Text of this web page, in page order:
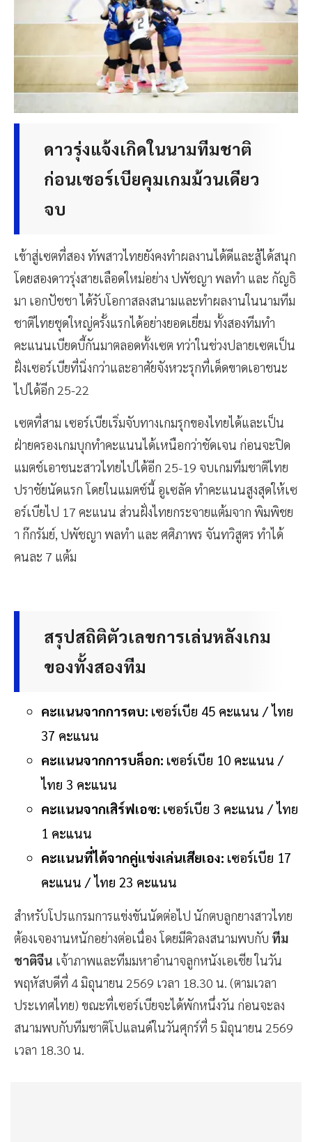
ดาวรุ่งแจ้งเกิดในนามทีมชาติ
ก่อนเซอร์เบียคุมเกมม้วนเดียว
จบ
เข้าสู่เซตที่สอง ทัพสาวไทยยังคงทำผลงานได้ดีและสู้ได้สนุก
โดยสองดาวรุ่งสายเลือดใหม่อย่าง ปพัชญา พลทำ และ กัญธิ
มา เอกปัชชา ได้รับโอกาสลงสนามและทำผลงานในนามทีม
ชาติไทยชุดใหญ่ครั้งแรกได้อย่างยอดเยี่ยม ทั้งสองทีมทำ
คะแนนเบียดบี้กันมาตลอดทั้งเซต ทว่าในช่วงปลายเซตเป็น
ฝั่งเซอร์เบียที่นิ่งกว่าและอาศัยจังหวะรุกที่เด็ดขาดเอาชนะ
ไปได้อีก 25-22
เซตที่สาม เซอร์เบียเริ่มจับทางเกมรุกของไทยได้และเป็น
ฝ่ายครองเกมบุกทำคะแนนได้เหนือกว่าชัดเจน ก่อนจะปิด
แมตช์เอาชนะสาวไทยไปได้อีก 25-19 จบเกมทีมชาติไทย
ปราชัยนัดแรก โดยในแมตช์นี้ อูเซลัค ทำคะแนนสูงสุดให้เซ
อร์เบียไป 17 คะแนน ส่วนฝั่งไทยกระจายแต้มจาก พิมพิชย
า ก๊กรัมย์, ปพัชญา พลทำ และ ศศิภาพร จันทวิสูตร ทำได้
คนละ 7 แต้ม
สรุปสถิติตัวเลขการเล่นหลังเกม
ของทั้งสองทีม
คะแนนจากการตบ: เซอร์เบีย 45 คะแนน / ไทย
37 คะแนน
คะแนนจากการบล็อก: เซอร์เบีย 10 คะแนน /
ไทย 3 คะแนน
คะแนนจากเสิร์ฟเอซ: เซอร์เบีย 3 คะแนน / ไทย
1 คะแนน
คะแนนที่ได้จากคู่แข่งเล่นเสียเอง: เซอร์เบีย 17
คะแนน / ไทย 23 คะแนน
สำหรับโปรแกรมการแข่งขันนัดต่อไป นักตบลูกยางสาวไทย
ต้องเจองานหนักอย่างต่อเนื่อง โดยมีคิวลงสนามพบกับ ทีม
ชาติจีน เจ้าภาพและทีมมหาอำนาจลูกหนังเอเชีย ในวัน
พฤหัสบดีที่ 4 มิถุนายน 2569 เวลา 18.30 น. (ตามเวลา
ประเทศไทย) ขณะที่เซอร์เบียจะได้พักหนึ่งวัน ก่อนจะลง
สนามพบกับทีมชาติโปแลนด์ในวันศุกร์ที่ 5 มิถุนายน 2569
เวลา 18.30 น.